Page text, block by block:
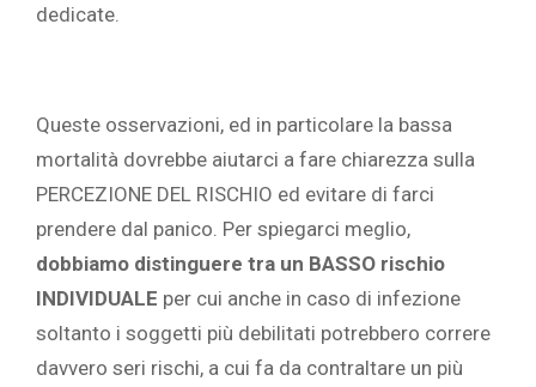
dedicate.
Queste osservazioni, ed in particolare la bassa
mortalità dovrebbe aiutarci a fare chiarezza sulla
PERCEZIONE DEL RISCHIO ed evitare di farci
prendere dal panico. Per spiegarci meglio,
dobbiamo distinguere tra un BASSO rischio
INDIVIDUALE per cui anche in caso di infezione
soltanto i soggetti più debilitati potrebbero correre
davvero seri rischi, a cui fa da contraltare un più